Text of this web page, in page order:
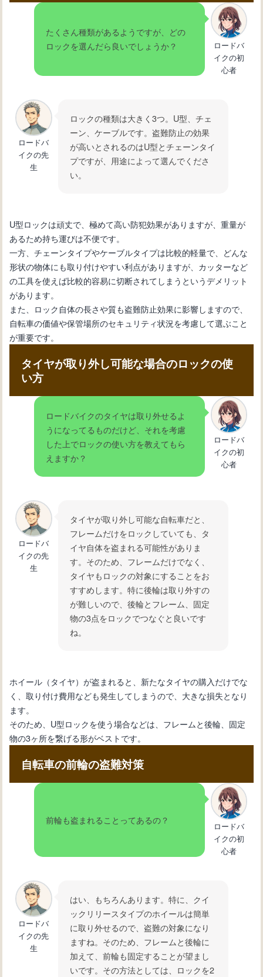
たくさん種類があるようですが、どの
ロックを選んだら良いでしょうか？
ロードバ
イクの初
心者
ロードバ
イクの先
生
ロックの種類は大きく3つ。U型、チェ
ーン、ケーブルです。盗難防止の効果
が高いとされるのはU型とチェーンタイ
プですが、用途によって選んでくださ
い。
U型ロックは頑丈で、極めて高い防犯効果がありますが、重量が
あるため持ち運びは不便です。
一方、チェーンタイプやケーブルタイプは比較的軽量で、どんな
形状の物体にも取り付けやすい利点がありますが、カッターなど
の工具を使えば比較的容易に切断されてしまうというデメリット
があります。
また、ロック自体の長さや質も盗難防止効果に影響しますので、
自転車の価値や保管場所のセキュリティ状況を考慮して選ぶこと
が重要です。
タイヤが取り外し可能な場合のロックの使
い方
ロードバイクのタイヤは取り外せるよ
うになってるものだけど、それを考慮
した上でロックの使い方を教えてもら
えますか？
ロードバ
イクの初
心者
ロードバ
イクの先
生
タイヤが取り外し可能な自転車だと、
フレームだけをロックしていても、タ
イヤ自体を盗まれる可能性がありま
す。そのため、フレームだけでなく、
タイヤもロックの対象にすることをお
すすめします。特に後輪は取り外すの
が難しいので、後輪とフレーム、固定
物の3点をロックでつなぐと良いです
ね。
ホイール（タイヤ）が盗まれると、新たなタイヤの購入だけでな
く、取り付け費用なども発生してしまうので、大きな損失となり
ます。
そのため、U型ロックを使う場合などは、フレームと後輪、固定
物の3ヶ所を繋げる形がベストです。
自転車の前輪の盗難対策
前輪も盗まれることってあるの？
ロードバ
イクの初
心者
ロードバ
イクの先
生
はい、もちろんあります。特に、クイ
ックリリースタイプのホイールは簡単
に取り外せるので、盗難の対象になり
ますね。そのため、フレームと後輪に
加えて、前輪も固定することが望まし
いです。その方法としては、ロックを2